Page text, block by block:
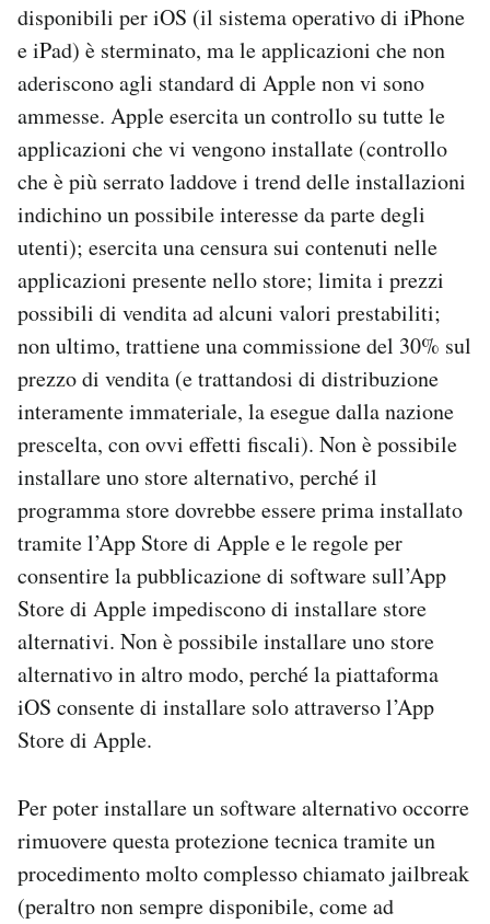
disponibili per iOS (il sistema operativo di iPhone
e iPad) è sterminato, ma le applicazioni che non
aderiscono agli standard di Apple non vi sono
ammesse. Apple esercita un controllo su tutte le
applicazioni che vi vengono installate (controllo
che è più serrato laddove i trend delle installazioni
indichino un possibile interesse da parte degli
utenti); esercita una censura sui contenuti nelle
applicazioni presente nello store; limita i prezzi
possibili di vendita ad alcuni valori prestabiliti;
non ultimo, trattiene una commissione del 30% sul
prezzo di vendita (e trattandosi di distribuzione
interamente immateriale, la esegue dalla nazione
prescelta, con ovvi effetti fiscali). Non è possibile
installare uno store alternativo, perché il
programma store dovrebbe essere prima installato
tramite l’App Store di Apple e le regole per
consentire la pubblicazione di software sull’App
Store di Apple impediscono di installare store
alternativi. Non è possibile installare uno store
alternativo in altro modo, perché la piattaforma
iOS consente di installare solo attraverso l’App
Store di Apple.
Per poter installare un software alternativo occorre
rimuovere questa protezione tecnica tramite un
procedimento molto complesso chiamato jailbreak
(peraltro non sempre disponibile, come ad